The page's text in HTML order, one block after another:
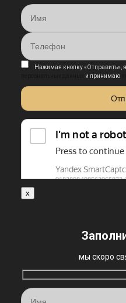
Нажимая кнопку «Отправить»,
и принимаю
x
мы скоро